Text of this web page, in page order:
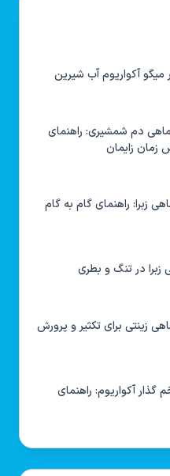
میگو آکواریوم آب شیرین
ماهی دم شمشیری: راهنمای
زایمان
زبرا: راهنمای گام به گام
زبرا در تنگ و بطری
زینتی برای تکثیر و پرورش
آکواریوم: راهنمای